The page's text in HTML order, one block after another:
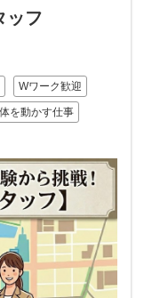
ッフ
Wワーク歓迎
体を動かす仕事